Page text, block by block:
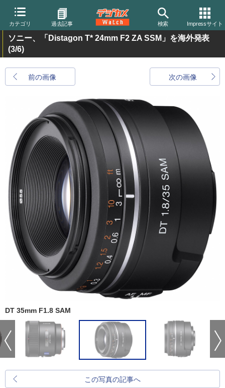
カテゴリ 過去記事 検索 Impressサイト
ソニー、「Distagon T* 24mm F2 ZA SSM」を海外発表
(3/6)
前の画像 次の画像
DT 35mm F1.8 SAM
この写真の記事へ